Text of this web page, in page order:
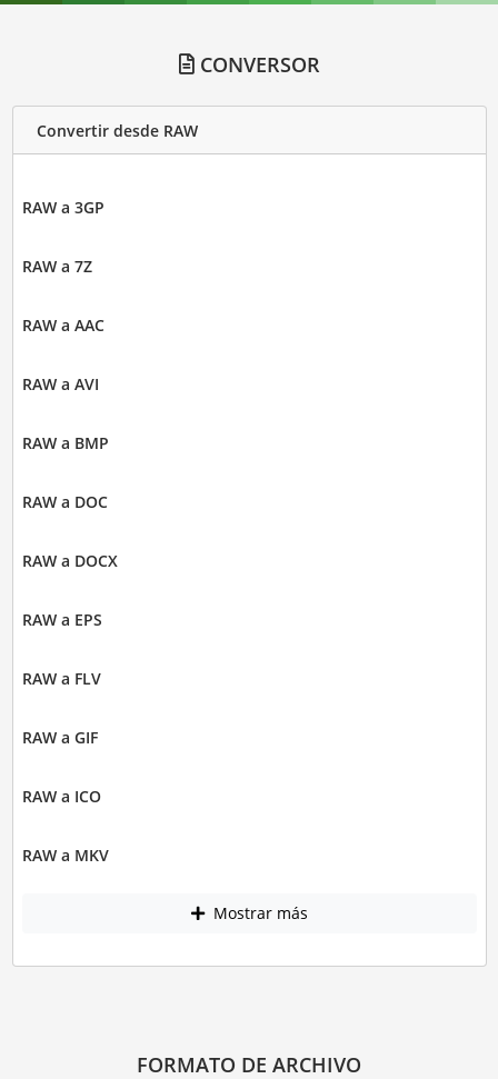
CONVERSOR
Convertir desde RAW
RAW a 3GP
RAW a 7Z
RAW a AAC
RAW a AVI
RAW a BMP
RAW a DOC
RAW a DOCX
RAW a EPS
RAW a FLV
RAW a GIF
RAW a ICO
RAW a MKV
Mostrar más
FORMATO DE ARCHIVO